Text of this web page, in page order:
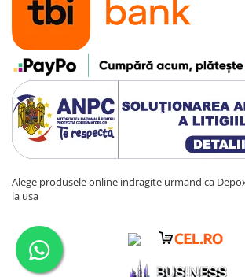
Alege produsele online indragite urmand ca
la usa